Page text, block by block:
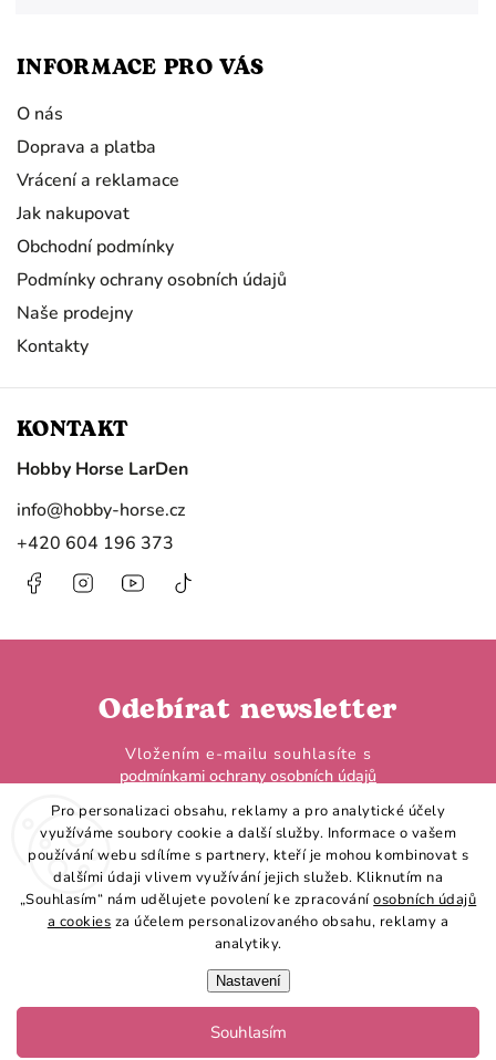
Pro personalizaci obsahu, reklamy a pro analytické účely
využíváme soubory cookie a další služby. Informace o vašem
používání webu sdílíme s partnery, kteří je mohou kombinovat s
dalšími údaji vlivem využívání jejich služeb. Kliknutím na
„Souhlasím“ nám udělujete povolení ke zpracováníosobních údajů
a cookies za účelem personalizovaného obsahu, reklamy a
analytiky.
Nastavení
Souhlasím
Odebírat newsletter
Vložením e-mailu souhlasíte s
podmínkami ochrany osobních údajů
Přihlásit se
INFORMACE PRO VÁS
O nás
Doprava a platba
Vrácení a reklamace
Jak nakupovat
Obchodní podmínky
Podmínky ochrany osobních údajů
Naše prodejny
Kontakty
KONTAKT
Hobby Horse LarDen
info@hobby-horse.cz
+420 604 196 373
FacebookInstagramhttps://www.youtube.com/
Hobby Horse LarDen